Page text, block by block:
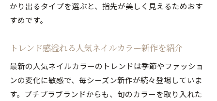
かり出るタイプを選ぶと、指先が美しく見えるためおす
すめです。
トレンド感溢れる人気ネイルカラー新作を紹介
最新の人気ネイルカラーのトレンドは季節やファッショ
ンの変化に敏感で、毎シーズン新作が続々登場していま
す。プチプラブランドからも、旬のカラーを取り入れた